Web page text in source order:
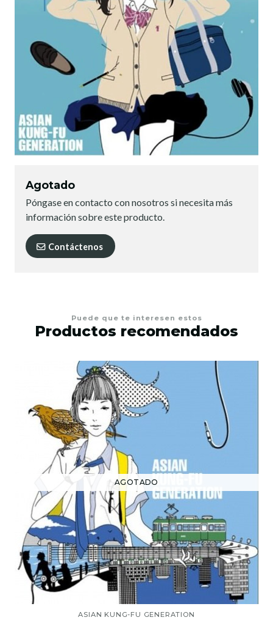
Agotado
Póngase en contacto con nosotros si necesita más
información sobre este producto.
Contáctenos
Puede que te interesen estos
Productos recomendados
AGOTADO
ASIAN KUNG-FU GENERATION